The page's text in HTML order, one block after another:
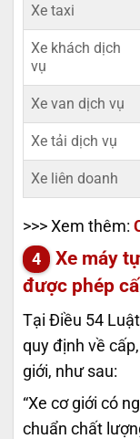
Xe taxi
Xe khách dịch
vụ
Xe van dịch vụ
Xe tải dịch vụ
Xe liên doanh
>>> Xem thêm:
Xe máy
được phép
Tại Điều 54
quy định về
giới, như sau:
“Xe cơ giới có
chuẩn chất